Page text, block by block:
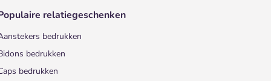
relatiegeschenken
bedrukken
bedrukken
bedrukken